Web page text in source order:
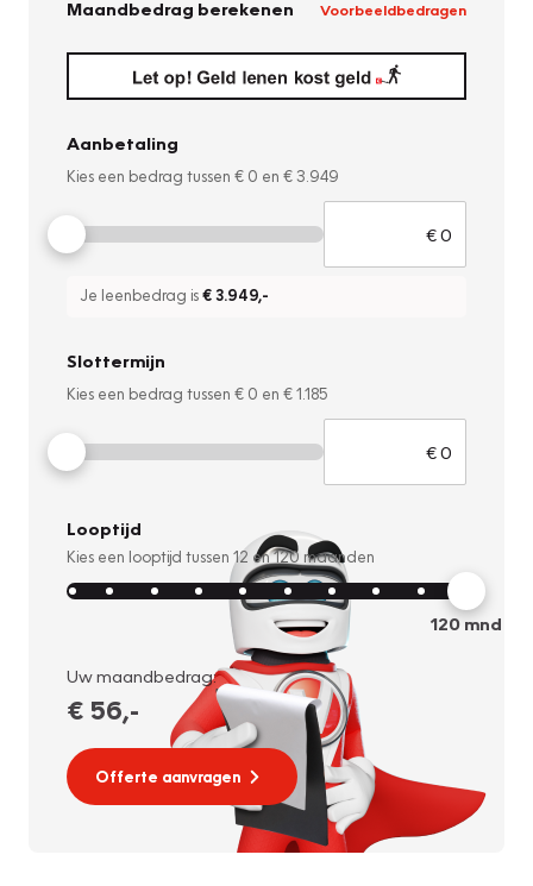
Maandbedrag berekenen Voorbeeldbedragen
Aanbetaling
Kies een bedrag tussen € 0 en € 3.949
Je leenbedrag is€ 3.949,-
Slottermijn
Kies een bedrag tussen € 0 en € 1.185
Looptijd
Kies een looptijd tussen 12 en120 maanden
120mnd
Uw maandbedrag:
€ 56,-
Offerte aanvragen